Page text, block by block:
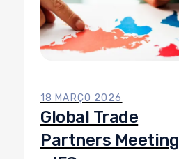
18 MARÇO 2026
Global Trade
Partners Meeting